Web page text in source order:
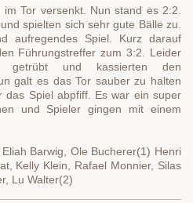
Tor versenkt. Nun stand es 2:2.
spielten sich sehr gute Bälle zu.
aufregendes Spiel. Kurz darauf
Führungstreffer zum 3:2. Leider
getrübt und kassierten den
galt es das Tor sauber zu halten
das Spiel abpfiff. Es war ein super
und Spieler gingen mit einem
Barwig, Ole Bucherer(1) Henri
Kelly Klein, Rafael Monnier, Silas
Lu Walter(2)